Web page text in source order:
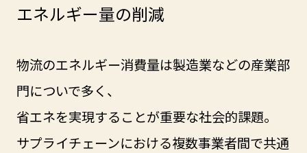
エネルギー量の削減
物流のエネルギー消費量は製造業などの産業部
門についで多く、
省エネを実現することが重要な社会的課題。
サプライチェーンにおける複数事業者間で共通